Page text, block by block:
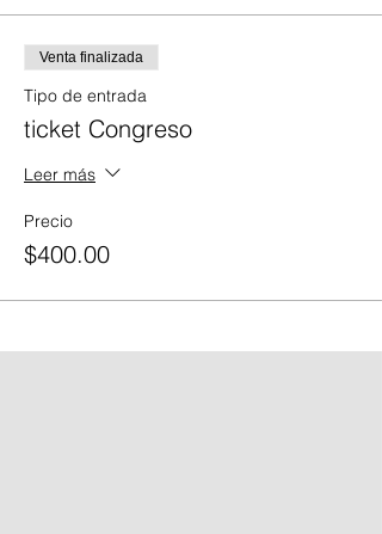
Venta finalizada
Tipo de entrada
ticket Congreso
Leer más
Precio
$400.00